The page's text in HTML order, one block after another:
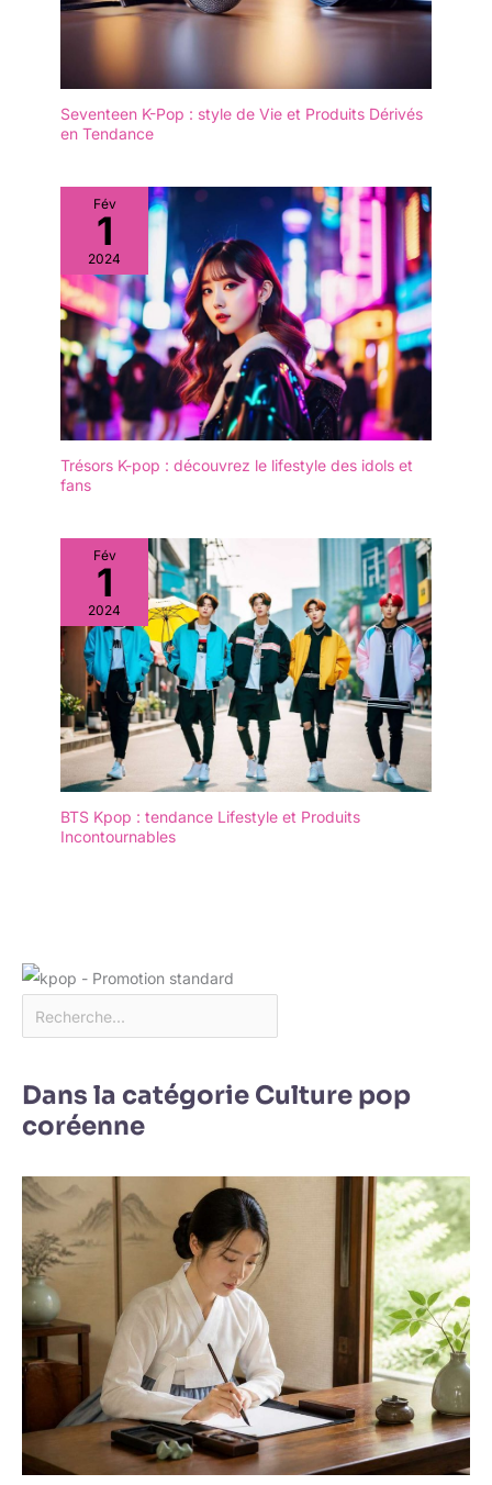
Seventeen K-Pop : style de Vie et Produits Dérivés
en Tendance
Fév
1
2024
Trésors K-pop : découvrez le lifestyle des idols et
fans
Fév
1
2024
BTS Kpop : tendance Lifestyle et Produits
Incontournables
Dans la catégorie Culture pop
coréenne